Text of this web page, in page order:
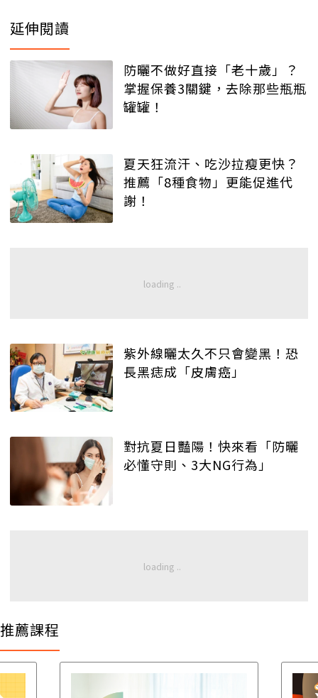
延伸閱讀
防曬不做好直接「老十歲」？
掌握保養3關鍵，去除那些瓶瓶
罐罐！
夏天狂流汗、吃沙拉瘦更快？
推薦「8種食物」更能促進代
謝！
紫外線曬太久不只會變黑！恐
長黑痣成「皮膚癌」
對抗夏日豔陽！快來看「防曬
必懂守則、3大NG行為」
推薦課程